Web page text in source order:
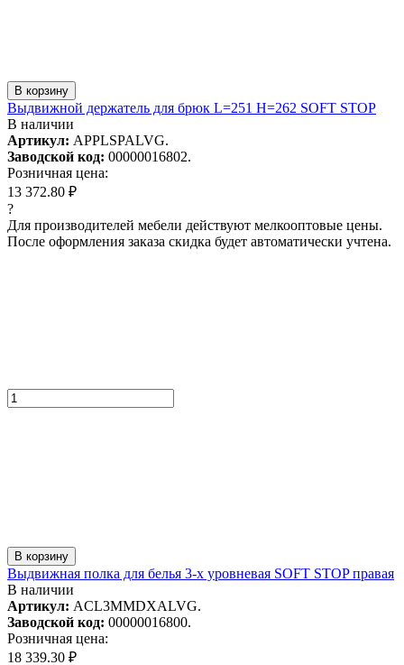
В корзину
Выдвижной держатель для брюк L=251 H=262 SOFT STOP
В наличии
Артикул: APPLSPALVG.
Заводской код: 00000016802.
Розничная цена:
13 372.80 ₽
?
Для производителей мебели действуют мелкооптовые цены.
После оформления заказа скидка будет автоматически учтена.
В корзину
Выдвижная полка для белья 3-х уровневая SOFT STOP правая
В наличии
Артикул: ACL3MMDXALVG.
Заводской код: 00000016800.
Розничная цена:
18 339.30 ₽